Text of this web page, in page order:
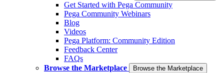
Get Started with Pega Community
Pega Community Webinars
Blog
Videos
Pega Platform: Community Edition
Feedback Center
FAQs
Browse the Marketplace
Browse the Marketplace